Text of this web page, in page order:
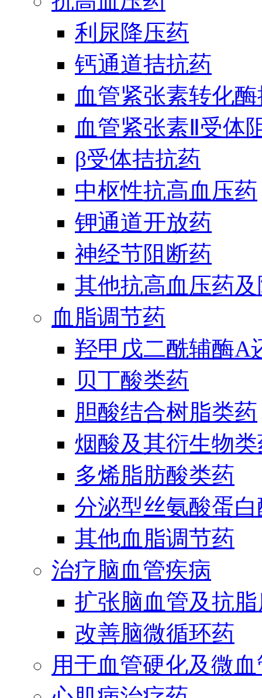
利尿降压药
钙通道拮抗药
血管紧张素转化
血管紧张素Ⅱ受体
β受体拮抗药
中枢性抗高血压药
钾通道开放药
神经节阻断药
其他抗高血压药
血脂调节药
羟甲戊二酰辅酶A
贝丁酸类药
胆酸结合树脂类药
烟酸及其衍生物
多烯脂肪酸类药
分泌型丝氨酸蛋
其他血脂调节药
治疗脑血管疾病
扩张脑血管及抗
改善脑微循环药
用于血管硬化及微